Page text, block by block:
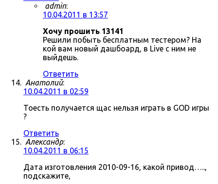
admin:
10.04.2011 в 13:57
Хочу прошить 13141
Решили побыть бесплатным тестером? На
кой вам новый дашбоард, в Live с ним не
выйдешь.
Ответить
Анатолий:
10.04.2011 в 02:59
Тоесть получается щас нельзя играть в GOD игры
?
Ответить
Александр:
10.04.2011 в 06:15
Дата изготовления 2010-09-16, какой привод…..,
подскажите,